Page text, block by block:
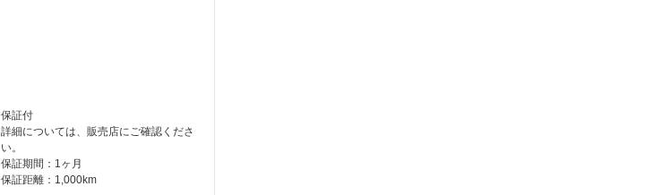
保証付
詳細については、販売店にご確認くださ
い。
保証期間：1ヶ月
保証距離：1,000km